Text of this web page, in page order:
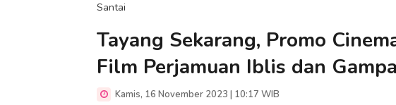
Santai
Tayang Sekarang, Promo
Film Perjamuan Iblis dan
Kamis, 16 November 2023 | 10:17 WIB